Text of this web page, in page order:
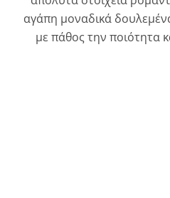
αγάπη μοναδικά
με πάθος την ποιότητα